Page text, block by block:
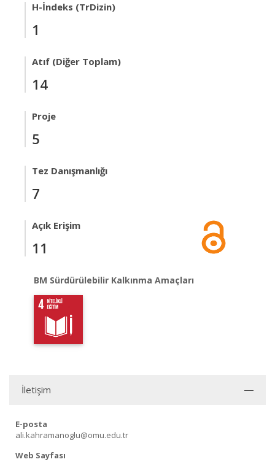
H-İndeks (TrDizin)
1
Atıf (Diğer Toplam)
14
Proje
5
Tez Danışmanlığı
7
Açık Erişim
11
BM Sürdürülebilir Kalkınma Amaçları
İletişim
E-posta
ali.kahramanoglu@omu.edu.tr
Web Sayfası